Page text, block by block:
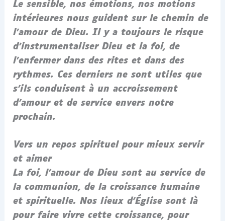
Le sensible, nos émotions, nos motions
intérieures nous guident sur le chemin de
l’amour de Dieu. Il y a toujours le risque
d’instrumentaliser Dieu et la foi, de
l’enfermer dans des rites et dans des
rythmes. Ces derniers ne sont utiles que
s’ils conduisent à un accroissement
d’amour et de service envers notre
prochain.
Vers un repos spirituel pour mieux servir
et aimer
La foi, l’amour de Dieu sont au service de
la communion, de la croissance humaine
et spirituelle. Nos lieux d’Église sont là
pour faire vivre cette croissance, pour